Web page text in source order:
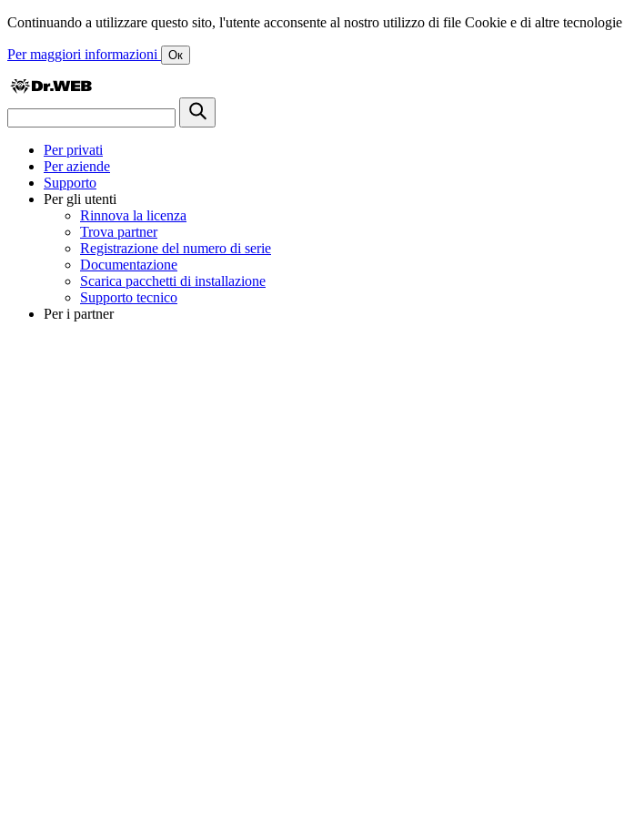
Continuando a utilizzare questo sito, l'utente acconsente al nostro utilizzo di file Cookie e di altre
Per maggiori informazioni Ок
Per privati
Per aziende
Supporto
Per gli utenti
Rinnova la licenza
Trova partner
Registrazione del numero di serie
Documentazione
Scarica pacchetti di installazione
Supporto tecnico
Per i partner